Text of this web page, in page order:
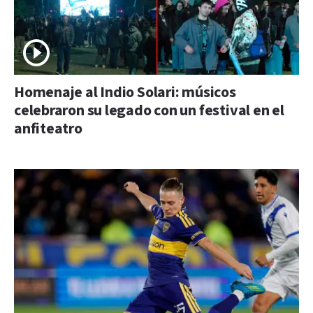
Homenaje al Indio Solari: músicos
celebraron su legado con un festival en el
anfiteatro